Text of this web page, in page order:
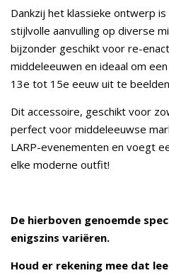
Dankzij het klassieke ontwerp
stijlvolle aanvulling op diverse
bijzonder geschikt voor re-
middeleeuwen en ideaal om
13e tot 15e eeuw uit te
Dit accessoire, geschikt voor
perfect voor middeleeuwse
LARP-evenementen en voegt
elke moderne outfit!
De hierboven genoemde
enigszins variëren.
Houd er rekening mee dat